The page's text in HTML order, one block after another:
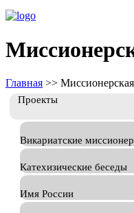
Главная >>
Проекты
Викариатские
Катехизические беседы
Имя России